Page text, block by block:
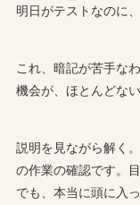
明日がテストなのに
これ、暗記が苦手な
機会が、ほとんどない
説明を見ながら解く
の作業の確認です。
でも、本当に頭に入